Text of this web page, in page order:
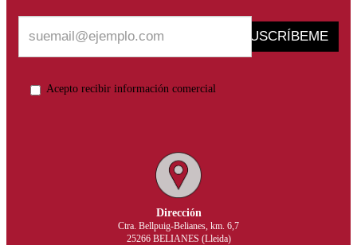
SUSCRÍBEME
Acepto recibir información comercial
Dirección
Ctra. Bellpuig-Belianes, km. 6,7
25266 BELIANES (Lleida)